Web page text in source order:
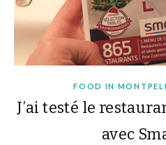
FOOD IN
J’ai testé le
avec